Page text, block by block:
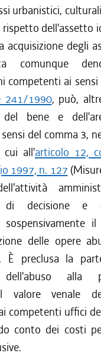
urbanistici,
dell'assetto
acquisizione degli
comunque
competenti ai sensi
241/1990, può,
del bene e
del comma 3,
cui all'articolo 12,
1997, n. 127
di decisione e
sospensivamente
delle opere
È preclusa la
dell'abuso alla
valore venale
competenti uffici
conto dei costi